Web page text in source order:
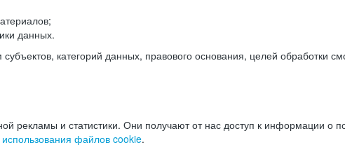
данных.
категорий данных, правового основания, целей обработки
рекламы и статистики. Они получают от нас доступ к информации о
файлов cookie.